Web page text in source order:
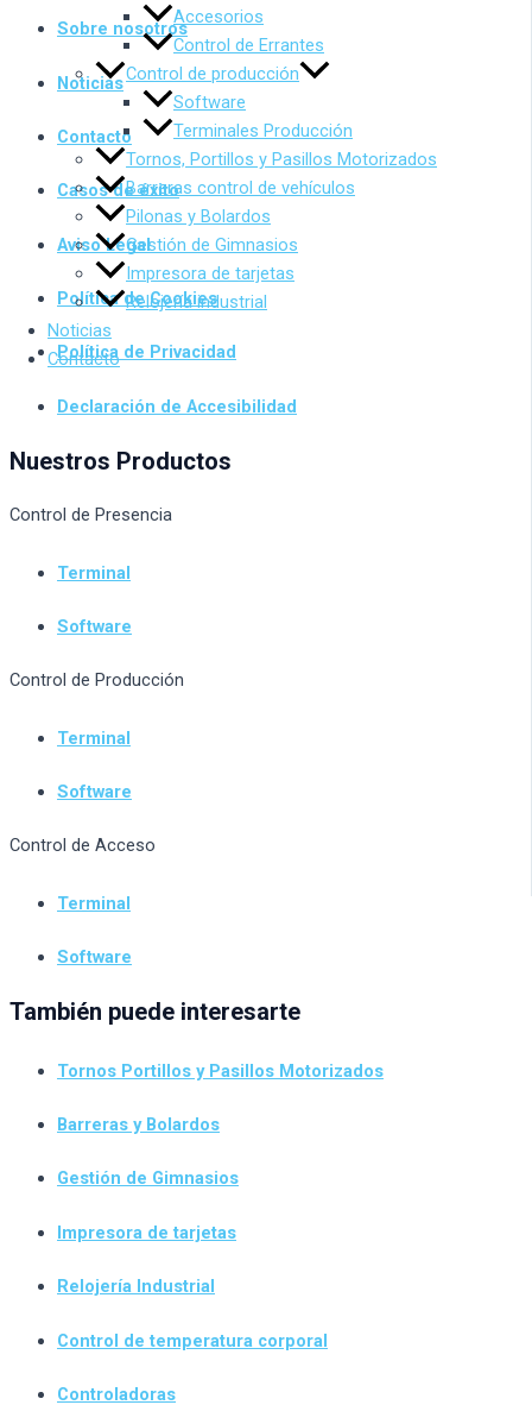
Accesorios
Control de Errantes
Control de producción
Software
Terminales Producción
Tornos, Portillos y Pasillos Motorizados
Barreras control de vehículos
Pilonas y Bolardos
Gestión de Gimnasios
Impresora de tarjetas
Relojería industrial
Noticias
Contacto
Sobre nosotros
Noticias
Contacto
Casos de éxito
Aviso Legal
Política de Cookies
Política de Privacidad
Declaración de Accesibilidad
Nuestros Productos
Control de Presencia
Terminal
Software
Control de Producción
Terminal
Software
Control de Acceso
Terminal
Software
También puede interesarte
Tornos Portillos y Pasillos Motorizados
Barreras y Bolardos
Gestión de Gimnasios
Impresora de tarjetas
Relojería Industrial
Control de temperatura corporal
Controladoras